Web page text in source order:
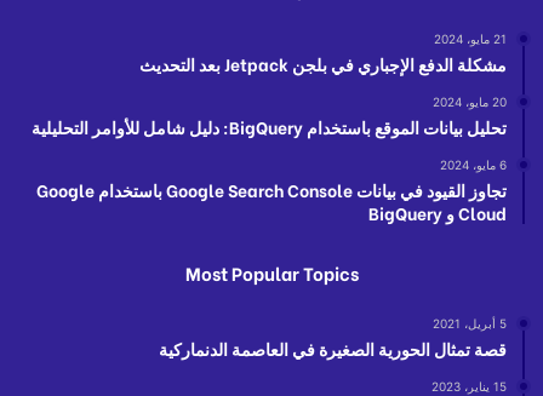
21 مايو، 2024
مشكلة الدفع الإجباري في بلجن Jetpack بعد التحديث
20 مايو، 2024
تحليل بيانات الموقع باستخدام BigQuery: دليل شامل للأوامر التحليلية
6 مايو، 2024
تجاوز القيود في بيانات Google Search Console باستخدام Google
Cloud و BigQuery
Most Popular Topics
5 أبريل، 2021
قصة تمثال الحورية الصغيرة في العاصمة الدنماركية
15 يناير، 2023